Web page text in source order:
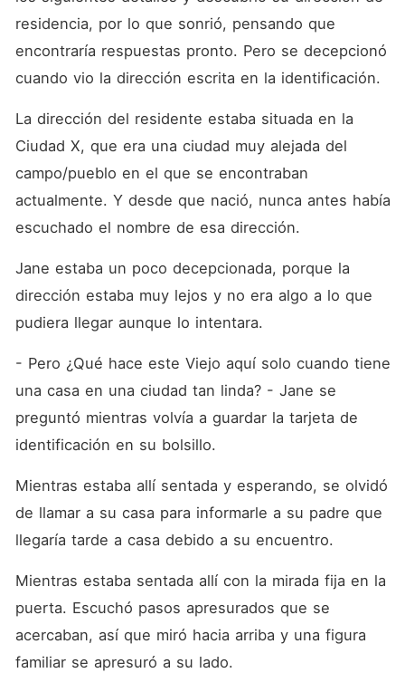
residencia, por lo que sonrió, pensando que
encontraría respuestas pronto. Pero se decepcionó
cuando vio la dirección escrita en la identificación.
La dirección del residente estaba situada en la
Ciudad X, que era una ciudad muy alejada del
campo/pueblo en el que se encontraban
actualmente. Y desde que nació, nunca antes había
escuchado el nombre de esa dirección.
Jane estaba un poco decepcionada, porque la
dirección estaba muy lejos y no era algo a lo que
pudiera llegar aunque lo intentara.
- Pero ¿Qué hace este Viejo aquí solo cuando tiene
una casa en una ciudad tan linda? - Jane se
preguntó mientras volvía a guardar la tarjeta de
identificación en su bolsillo.
Mientras estaba allí sentada y esperando, se olvidó
de llamar a su casa para informarle a su padre que
llegaría tarde a casa debido a su encuentro.
Mientras estaba sentada allí con la mirada fija en la
puerta. Escuchó pasos apresurados que se
acercaban, así que miró hacia arriba y una figura
familiar se apresuró a su lado.